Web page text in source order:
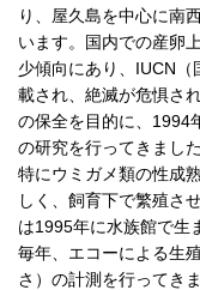
り、屋久島を中心に南
います。国内での産卵
少傾向にあり、IUCN
載され、絶滅が危惧さ
の保全を目的に、1994
の研究を行ってきました
特にウミガメ類の性成
しく、飼育下で繁殖さ
は1995年に水族館で生
毎年、エコーによる生
さ）の計測を行ってき